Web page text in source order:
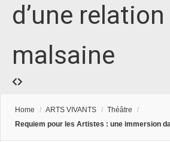
d’une relation
malsaine
Home / ARTS VIVANTS / Théâtre
/
Requiem pour les Artistes : une immersion